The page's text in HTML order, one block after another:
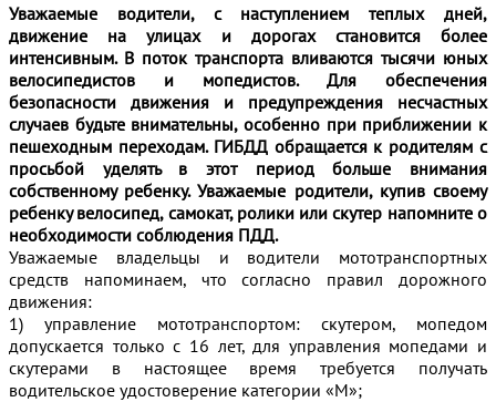
Уважаемые водители, с наступлением теплых дней,
движение на улицах и дорогах становится более
интенсивным. В поток транспорта вливаются тысячи юных
велосипедистов и мопедистов. Для обеспечения
безопасности движения и предупреждения несчастных
случаев будьте внимательны, особенно при приближении к
пешеходным переходам. ГИБДД обращается к родителям с
просьбой уделять в этот период больше внимания
собственному ребенку. Уважаемые родители, купив своему
ребенку велосипед, самокат, ролики или скутер напомните о
необходимости соблюдения ПДД.
Уважаемые владельцы и водители мототранспортных
средств напоминаем, что согласно правил дорожного
движения:
1) управление мототранспортом: скутером, мопедом
допускается только с 16 лет, для управления мопедами и
скутерами в настоящее время требуется получать
водительское удостоверение категории «М»;